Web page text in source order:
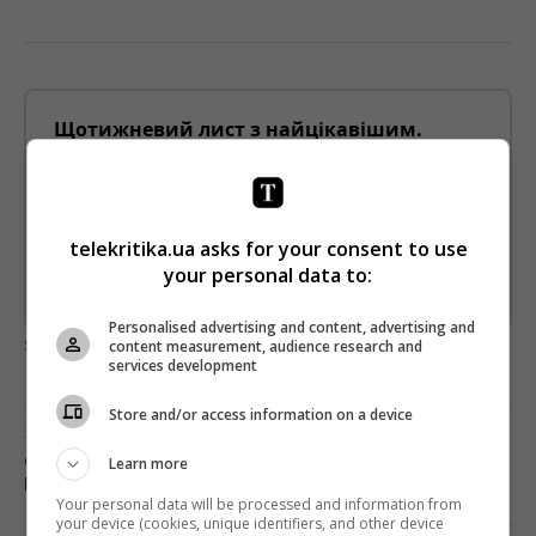
Щотижневий лист з найцікавішим.
Підпишіться ще раз, якщо не отримуєте від нас листи
Підписатись→
загрузка...
Попередня стаття
СТБ ЗАПУСКАЄ СПЕЦПРОЄКТ З ДМИТРОМ
КАРПАЧОВИМ
Наступна стаття
telekritika.ua asks for your consent to use
your personal data to:
Personalised advertising and content, advertising and
content measurement, audience research and
services development
Store and/or access information on a device
Learn more
Your personal data will be processed and information from
your device (cookies, unique identifiers, and other device